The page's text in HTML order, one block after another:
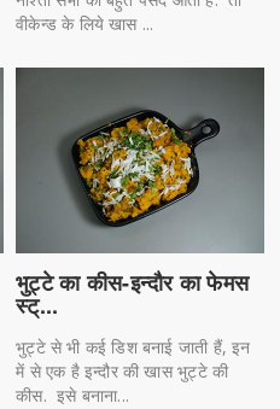
वीकेन्ड के लिये खास ...
भुट्टे का कीस-इन्दौर का फेमस
स्ट्...
भुट्टे से भी कई डिश बनाई जाती हैं, इन
में से एक है इन्दौर की खास भुट्टे की
कीस. इसे बनाना...